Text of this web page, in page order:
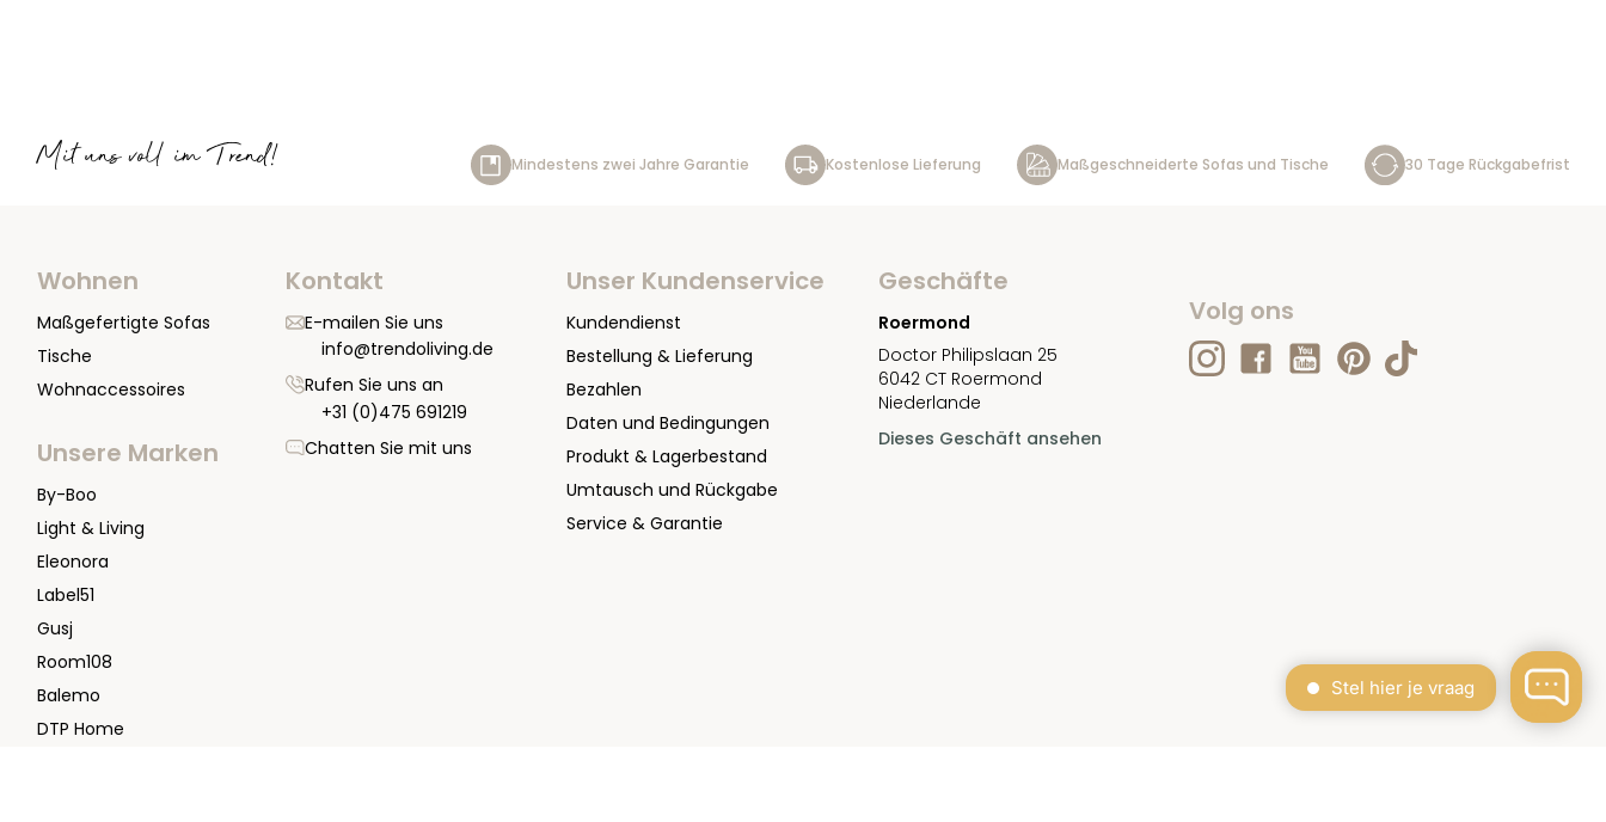
Mit uns voll im Trend! Mindestens zwei Jahre Garantie Kostenlose Lieferung Maßgeschneiderte Sofas und Tische 30 Tage Rückgabefrist
Wohnen
Maßgefertigte Sofas
Tische
Wohnaccessoires
Unsere Marken
By-Boo
Light & Living
Eleonora
Label51
Gusj
Room108
Balemo
DTP Home
Kontakt
E-mailen Sie uns
info@trendoliving.de
Rufen Sie uns an
+31 (0)475 691219
Chatten Sie mit uns
Unser Kundenservice
Kundendienst
Bestellung & Lieferung
Bezahlen
Daten und Bedingungen
Produkt & Lagerbestand
Umtausch und Rückgabe
Service & Garantie
Geschäfte
Roermond
Doctor Philipslaan 25
6042 CT Roermond
Niederlande
Dieses Geschäft ansehen
Volg ons